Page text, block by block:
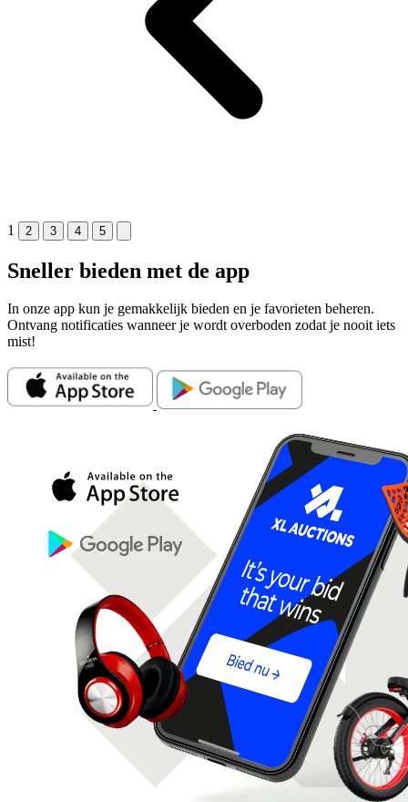
1 2 3 4 5
Sneller bieden met de app
In onze app kun je gemakkelijk bieden en je favorieten beheren.
Ontvang notificaties wanneer je wordt overboden zodat je nooit iets
mist!